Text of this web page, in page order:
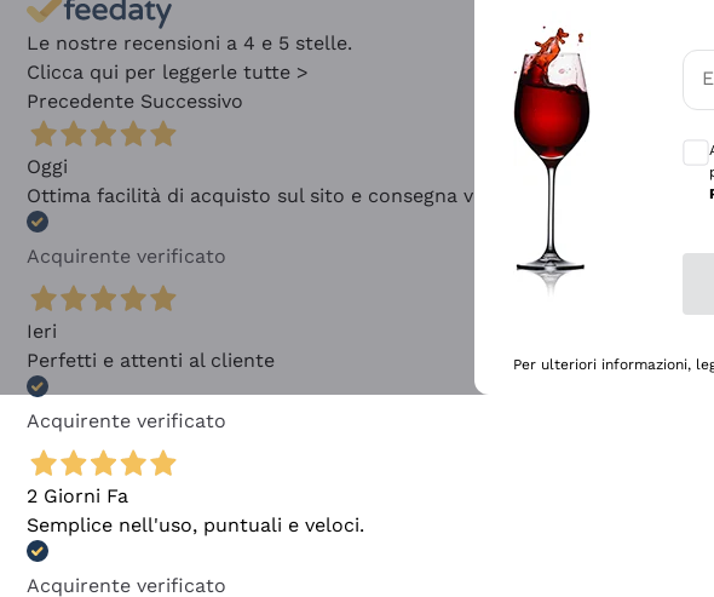
Le nostre recensioni a 4 e 5 stelle.
Clicca qui per leggerle tutte >
Precedente Successivo
Oggi
Ottima facilità di acquisto sul sito e consegna velocissima
Acquirente verificato
Ieri
Perfetti e attenti al cliente
Acquirente verificato
2 Giorni Fa
Semplice nell'uso, puntuali e veloci.
Acquirente verificato
Per ulteriori informazioni,